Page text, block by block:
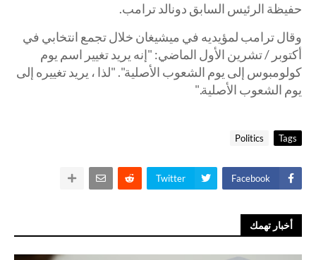
حفيظة الرئيس السابق دونالد ترامب.
وقال ترامب لمؤيديه في ميشيغان خلال تجمع انتخابي في
أكتوبر / تشرين الأول الماضي: "إنه يريد تغيير اسم يوم
كولومبوس إلى يوم الشعوب الأصلية". "لذا ، يريد تغييره إلى
يوم الشعوب الأصلية."
Tags
Politics
Facebook
Twitter
أخبار تهمك